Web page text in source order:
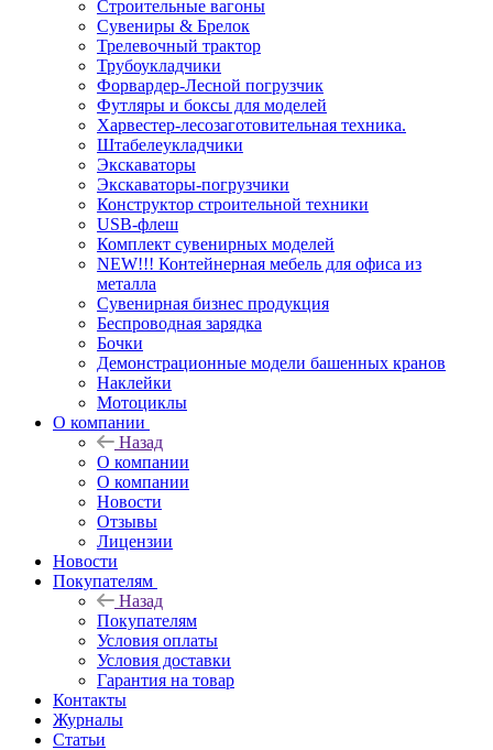
Строительные вагоны
Сувениры & Брелок
Трелевочный трактор
Трубоукладчики
Форвардер-Лесной погрузчик
Футляры и боксы для моделей
Харвестер-лесозаготовительная техника.
Штабелеукладчики
Экскаваторы
Экскаваторы-погрузчики
Конструктор строительной техники
USB-флеш
Комплект сувенирных моделей
NEW!!! Контейнерная мебель для офиса из
металла
Сувенирная бизнес продукция
Беспроводная зарядка
Бочки
Демонстрационные модели башенных кранов
Наклейки
Мотоциклы
О компании
Назад
О компании
О компании
Новости
Отзывы
Лицензии
Новости
Покупателям
Назад
Покупателям
Условия оплаты
Условия доставки
Гарантия на товар
Контакты
Журналы
Статьи